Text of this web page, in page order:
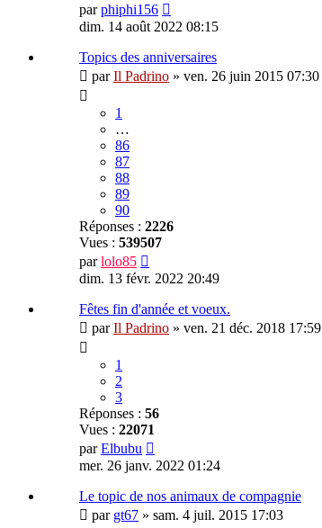
parphiphi156
dim. 14 août 2022 08:15
Topics des anniversaires
parIl Padrino » ven. 26 juin 2015 07:30
1
…
86
87
88
89
90
Réponses : 2226
Vues : 539507
parlolo85
dim. 13 févr. 2022 20:49
Fêtes fin d'année et voeux.
parIl Padrino » ven. 21 déc. 2018 17:59
1
2
3
Réponses : 56
Vues : 22071
parElbubu
mer. 26 janv. 2022 01:24
Le topic de nos animaux de compagnie
par gt67 » sam. 4 juil. 2015 17:03